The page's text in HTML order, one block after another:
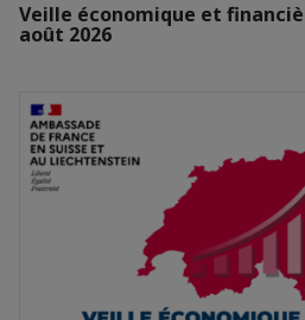
Veille économique et
août 2026